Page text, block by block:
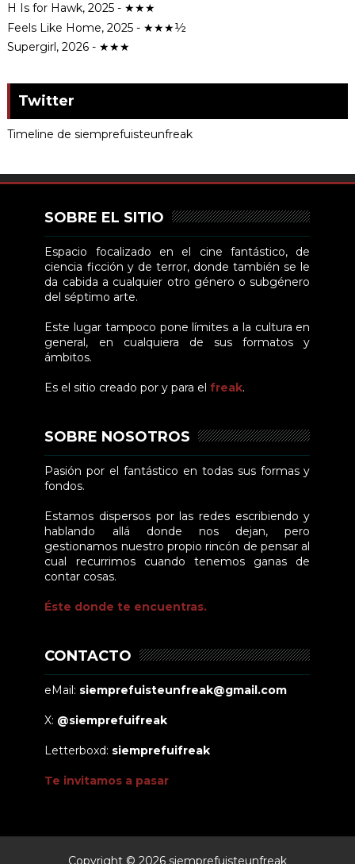
H Is for Hawk, 2025 - ★★★
Feels Like Home, 2025 - ★★★½
Supergirl, 2026 - ★★★
Twitter
Timeline de siemprefuisteunfreak
SOBRE EL SITIO
Espacio focalizado en el cine fantástico, de
ciencia ficción y de terror, donde también se le
da cabida a cualquier otro género o subgénero
del séptimo arte.
Este lugar tampoco pone límites a la cultura en
general, en cualquiera de sus formatos y
ámbitos.
Es el sitio creado por y para elfreak.
SOBRE NOSOTROS
Pasión por el fantástico en todas sus formas y
fondos.
Estamos dispersos por las redes escribiendo y
hablando allá donde nos dejan, pero
gestionamos nuestro propio rincón de pensar al
cual recurrimos cuando tenemos ganas de
contar cosas.
Éste donde te encuentras.
CONTACTO
eMail: siemprefuisteunfreak@gmail.com
X: @siemprefuifreak
Letterboxd: siemprefuifreak
Te invitamos a pasar
Copyright © 2026 siemprefuisteunfreak